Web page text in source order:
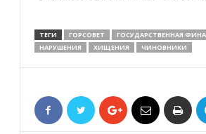
ТЕГИ ГОРСОВЕТ ГОСУДАРСТВЕННАЯ
НАРУШЕНИЯ
ХИЩЕНИЯ ЧИНОВНИКИ